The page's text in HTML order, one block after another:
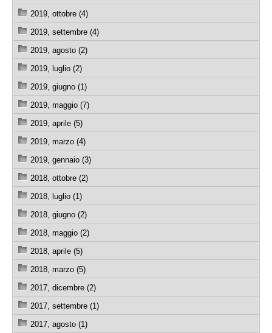
2019, ottobre (4)
2019, settembre (4)
2019, agosto (2)
2019, luglio (2)
2019, giugno (1)
2019, maggio (7)
2019, aprile (5)
2019, marzo (4)
2019, gennaio (3)
2018, ottobre (2)
2018, luglio (1)
2018, giugno (2)
2018, maggio (2)
2018, aprile (5)
2018, marzo (5)
2017, dicembre (2)
2017, settembre (1)
2017, agosto (1)